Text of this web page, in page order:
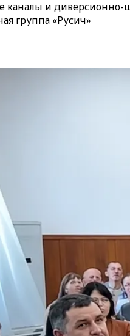
каналы и диверсионно-
группа «Русич»